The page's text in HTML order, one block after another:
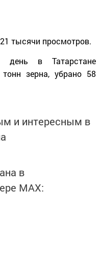
тысячи просмотров.
день в Татарстане
зерна, убрано 58
и интересным в
в
MАХ: